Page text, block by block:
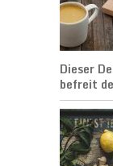
Dieser
befreit